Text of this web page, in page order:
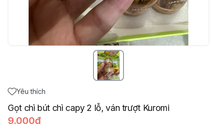
Yêu thích
Gọt chì bút chì capy 2 lỗ, ván trượt Kuromi
9.000đ